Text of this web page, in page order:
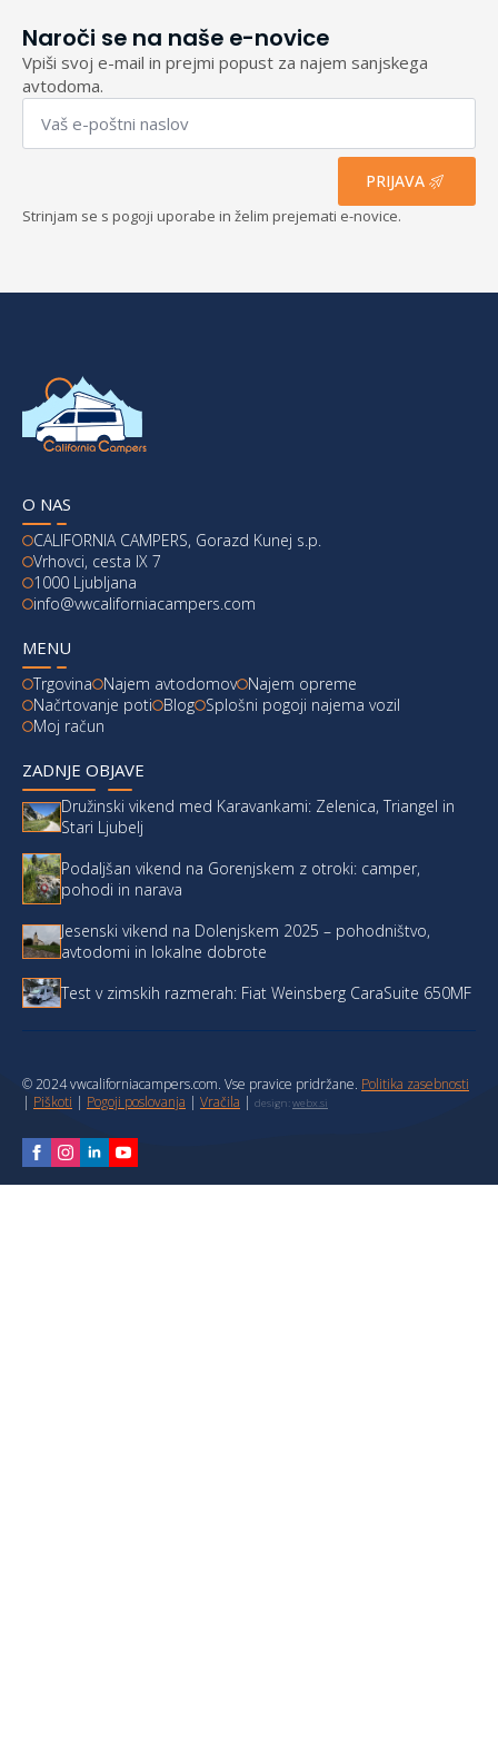
Naroči se na naše e-novice
Vpiši svoj e-mail in prejmi popust za najem sanjskega
avtodoma.
Email
PRIJAVA
Strinjam se s pogoji uporabe in želim prejemati e-novice.
O NAS
CALIFORNIA CAMPERS, Gorazd Kunej s.p.
Vrhovci, cesta IX 7
1000 Ljubljana
info@vwcaliforniacampers.com
MENU
Trgovina Najem avtodomov Najem opreme
Načrtovanje poti
Blog Splošni pogoji najema vozil
Moj račun
ZADNJE OBJAVE
Družinski vikend med Karavankami: Zelenica, Triangel in
Stari Ljubelj
Podaljšan vikend na Gorenjskem z otroki: camper,
pohodi in narava
Jesenski vikend na Dolenjskem 2025 – pohodništvo,
avtodomi in lokalne dobrote
Test v zimskih razmerah: Fiat Weinsberg CaraSuite 650MF
© 2024 vwcaliforniacampers.com. Vse pravice pridržane. Politika zasebnosti
| Piškoti | Pogoji poslovanja | Vračila | design:webx.si